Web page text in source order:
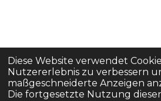
Diese Website verwendet
Nutzererlebnis zu verbessern
maßgeschneiderte Anzeigen
Die fortgesetzte Nutzung